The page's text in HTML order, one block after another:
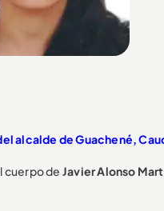
alcalde de Guachené,
cuerpo de Javier Alonso